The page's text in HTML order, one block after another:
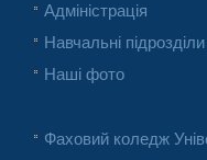
Адміністрація
Навчальні підрозділи
Наші фото
Фаховий коледж